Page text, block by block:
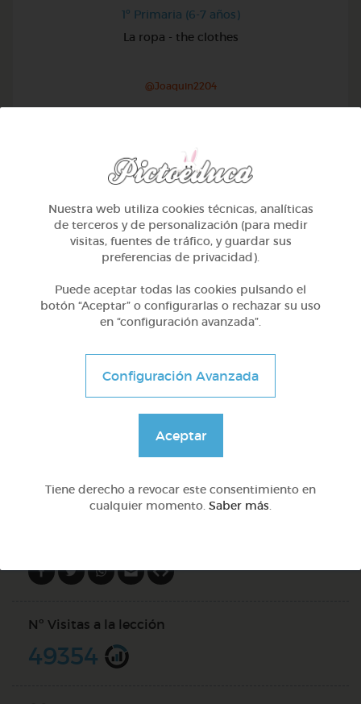
1º Primaria (6-7 años)
La ropa - the clothes
@Joaquin2204
1º Primaria (6-7 años)
Inglés: people, family & job
DOCS (4)
Nº Visitas a la lección
49354
Nuestra web utiliza cookies técnicas, analíticas
de terceros y de personalización (para medir
visitas, fuentes de tráfico, y guardar sus
preferencias de privacidad).
Puede aceptar todas las cookies pulsando el
botón “Aceptar” o configurarlas o rechazar su uso
en “configuración avanzada”.
Configuración Avanzada
Aceptar
Tiene derecho a revocar este consentimiento en
cualquier momento. Saber más.